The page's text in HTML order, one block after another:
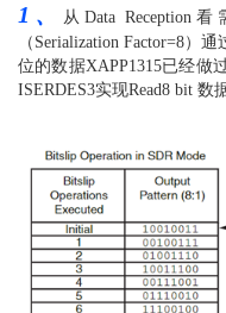
1、
从Data Reception
（Serialization Factor=8）
位的数据XAPP1315已经做
ISERDES3实现Read8 bit 数